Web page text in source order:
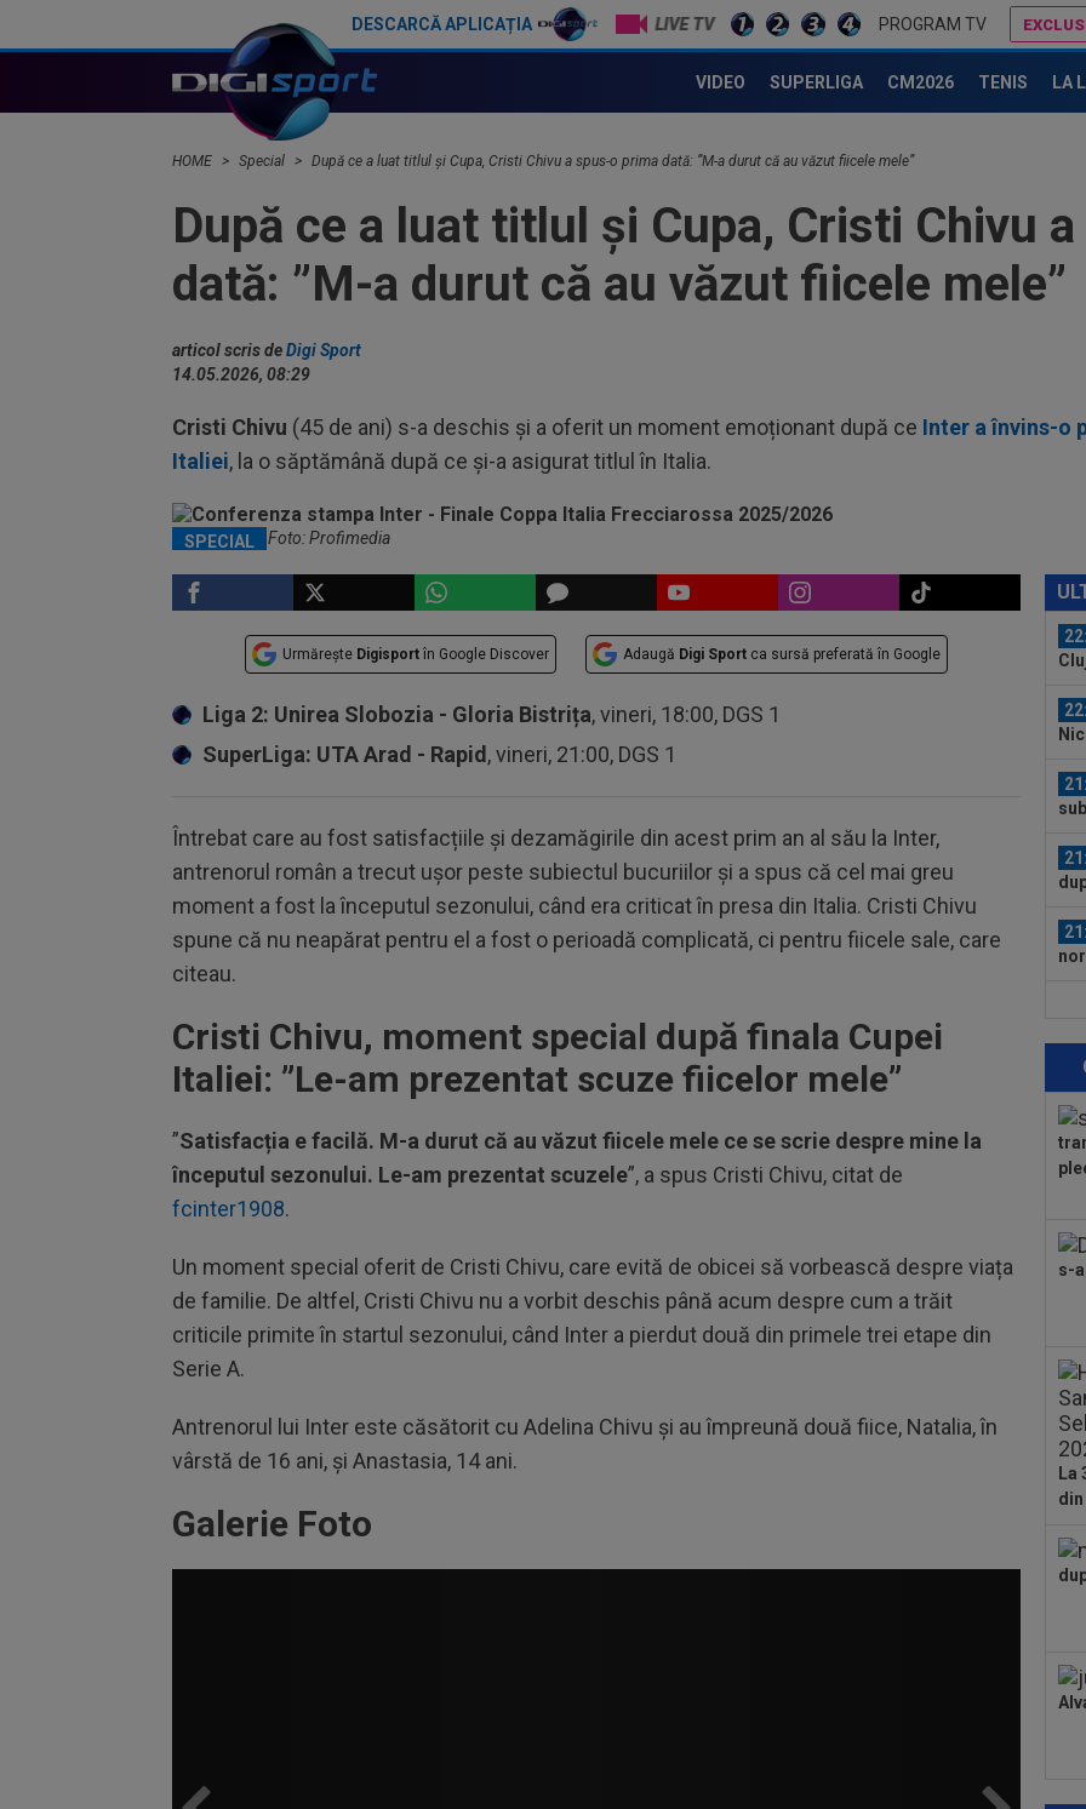
DESCARCĂ APLICAȚIA LIVE TV PROGRAM TV
VIDEO SUPERLIGA CM2026 TENIS LA
HOME Special După ce a luat titlul și Cupa, Cristi Chivu a spus-o prima dată: ”M-a durut că au văzut fiicele mele”
După ce a luat titlul și Cupa, Cristi Chivu
dată: ”M-a durut că au văzut fiicele mele”
articol scris deDigi Sport
14.05.2026, 08:29
Cristi Chivu (45 de ani) s-a deschis și a oferit un moment emoționant după ce Inter a învins-o
Italiei, la o săptămână după ce și-a asigurat titlul în Italia.
SPECIAL
Cristi Chivu / Foto: Profimedia
Urmărește Digisport în Google Discover Adaugă Digi Sport ca sursă preferată în Google
Liga 2: Unirea Slobozia - Gloria Bistrița, vineri, 18:00, DGS 1
SuperLiga: UTA Arad - Rapid , vineri, 21:00, DGS 1
Întrebat care au fost satisfacțiile și dezamăgirile din acest prim an al său la Inter,
antrenorul român a trecut ușor peste subiectul bucuriilor și a spus că cel mai greu
moment a fost la începutul sezonului, când era criticat în presa din Italia. Cristi Chivu
spune că nu neapărat pentru el a fost o perioadă complicată, ci pentru fiicele sale, care
citeau.
Cristi Chivu, moment special după finala Cupei
Italiei: ”Le-am prezentat scuze fiicelor mele”
”Satisfacția e facilă. M-a durut că au văzut fiicele mele ce se scrie despre mine la
începutul sezonului. Le-am prezentat scuzele”, a spus Cristi Chivu, citat de
fcinter1908.
Un moment special oferit de Cristi Chivu, care evită de obicei să vorbească despre viața
de familie. De altfel, Cristi Chivu nu a vorbit deschis până acum despre cum a trăit
criticile primite în startul sezonului, când Inter a pierdut două din primele trei etape din
Serie A.
Antrenorul lui Inter este căsătorit cu Adelina Chivu și au împreună două fiice, Natalia, în
vârstă de 16 ani, și Anastasia, 14 ani.
Galerie Foto
în...
nu
l-a
s-
La